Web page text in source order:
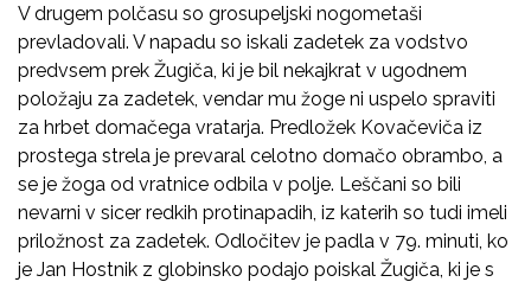
V drugem polčasu so grosupeljski nogometaši
prevladovali. V napadu so iskali zadetek za vodstvo
predvsem prek Žugiča, ki je bil nekajkrat v ugodnem
položaju za zadetek, vendar mu žoge ni uspelo spraviti
za hrbet domačega vratarja. Predložek Kovačeviča iz
prostega strela je prevaral celotno domačo obrambo, a
se je žoga od vratnice odbila v polje. Leščani so bili
nevarni v sicer redkih protinapadih, iz katerih so tudi imeli
priložnost za zadetek. Odločitev je padla v 79. minuti, ko
je Jan Hostnik z globinsko podajo poiskal Žugiča, ki je s